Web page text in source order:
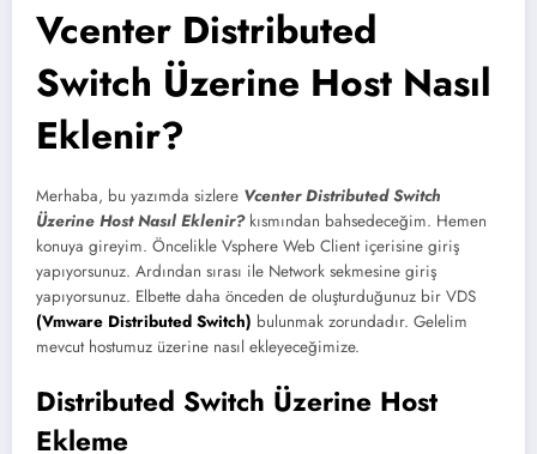
Vcenter Distributed
Switch Üzerine Host Nasıl
Eklenir?
Merhaba, bu yazımda sizlere Vcenter Distributed Switch
Üzerine Host Nasıl Eklenir?kısmından bahsedeceğim. Hemen
konuya gireyim. Öncelikle Vsphere Web Client içerisine giriş
yapıyorsunuz. Ardından sırası ile Network sekmesine giriş
yapıyorsunuz. Elbette daha önceden de oluşturduğunuz bir VDS
(Vmware Distributed Switch) bulunmak zorundadır. Gelelim
mevcut hostumuz üzerine nasıl ekleyeceğimize.
Distributed Switch Üzerine Host
Ekleme